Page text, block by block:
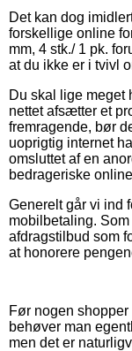
Det kan dog
forskellige online
mm, 4 stk./ 1 pk.
at du ikke er i tvivl
Du skal lige meget
nettet afsætter et
fremragende, bør
uoprigtig internet
omsluttet af en
bedrageriske
Generelt går vi ind
mobilbetaling.
afdragstilbud som
at honorere
Før nogen
behøver man
men det er